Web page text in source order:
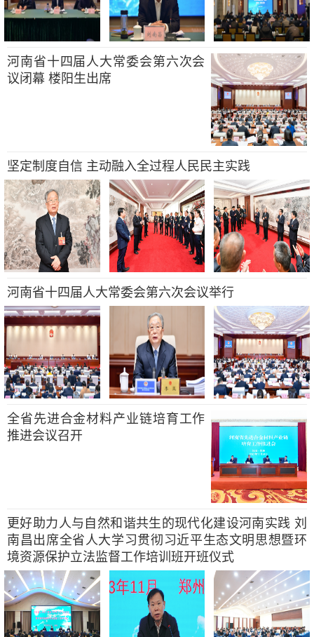
河南省十四届人大常委会第六次会
议闭幕 楼阳生出席
坚定制度自信 主动融入全过程人民民主实践
河南省十四届人大常委会第六次会议举行
全省先进合金材料产业链培育工作
推进会议召开
更好助力人与自然和谐共生的现代化建设河南实践 刘
南昌出席全省人大学习贯彻习近平生态文明思想暨环
境资源保护立法监督工作培训班开班仪式